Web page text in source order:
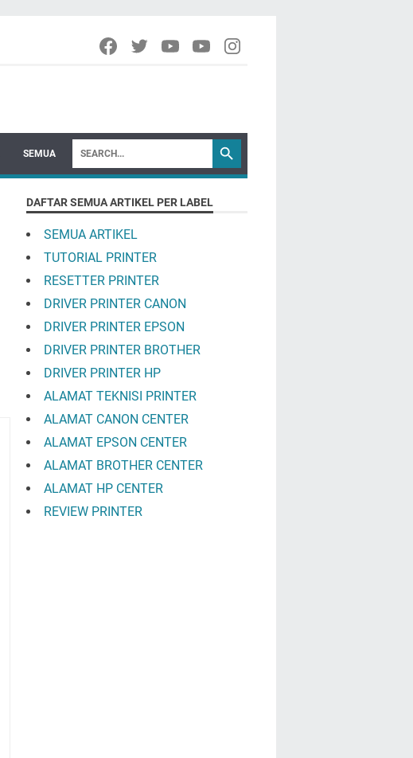
SEMUA
DAFTAR SEMUA ARTIKEL PER LABEL
SEMUA ARTIKEL
TUTORIAL PRINTER
RESETTER PRINTER
DRIVER PRINTER CANON
DRIVER PRINTER EPSON
DRIVER PRINTER BROTHER
DRIVER PRINTER HP
ALAMAT TEKNISI PRINTER
ALAMAT CANON CENTER
ALAMAT EPSON CENTER
ALAMAT BROTHER CENTER
ALAMAT HP CENTER
REVIEW PRINTER